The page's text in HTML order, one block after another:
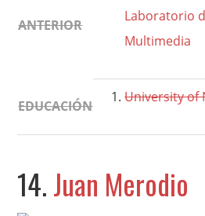
ANTERIOR
Laboratorio
Multimedia
EDUCACIÓN
University of
14.Juan Merodio